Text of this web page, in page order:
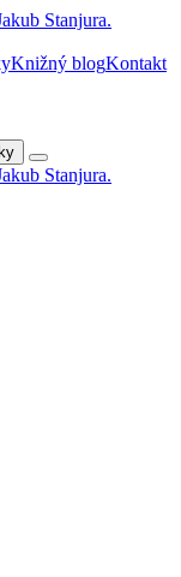
Knižný blogKontakt